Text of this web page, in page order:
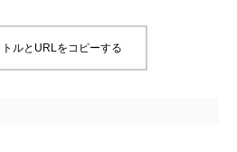
ルとURLをコピーする